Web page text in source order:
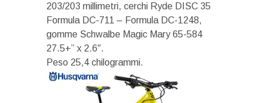
203/203 millimetri, cerchi Ryde DISC 35
Formula DC-711 – Formula DC-1248,
gomme Schwalbe Magic Mary 65-584
27.5+” x 2.6″.
Peso 25,4 chilogrammi.